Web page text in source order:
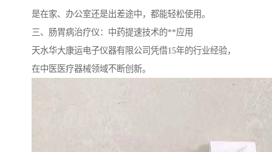
是在家、办公室还是出差途中，都能轻松使用。
三、肠胃病治疗仪：中药提速技术的**应用
天水华大康运电子仪器有限公司凭借15年的行业经验，
在中医医疗器械领域不断创新。